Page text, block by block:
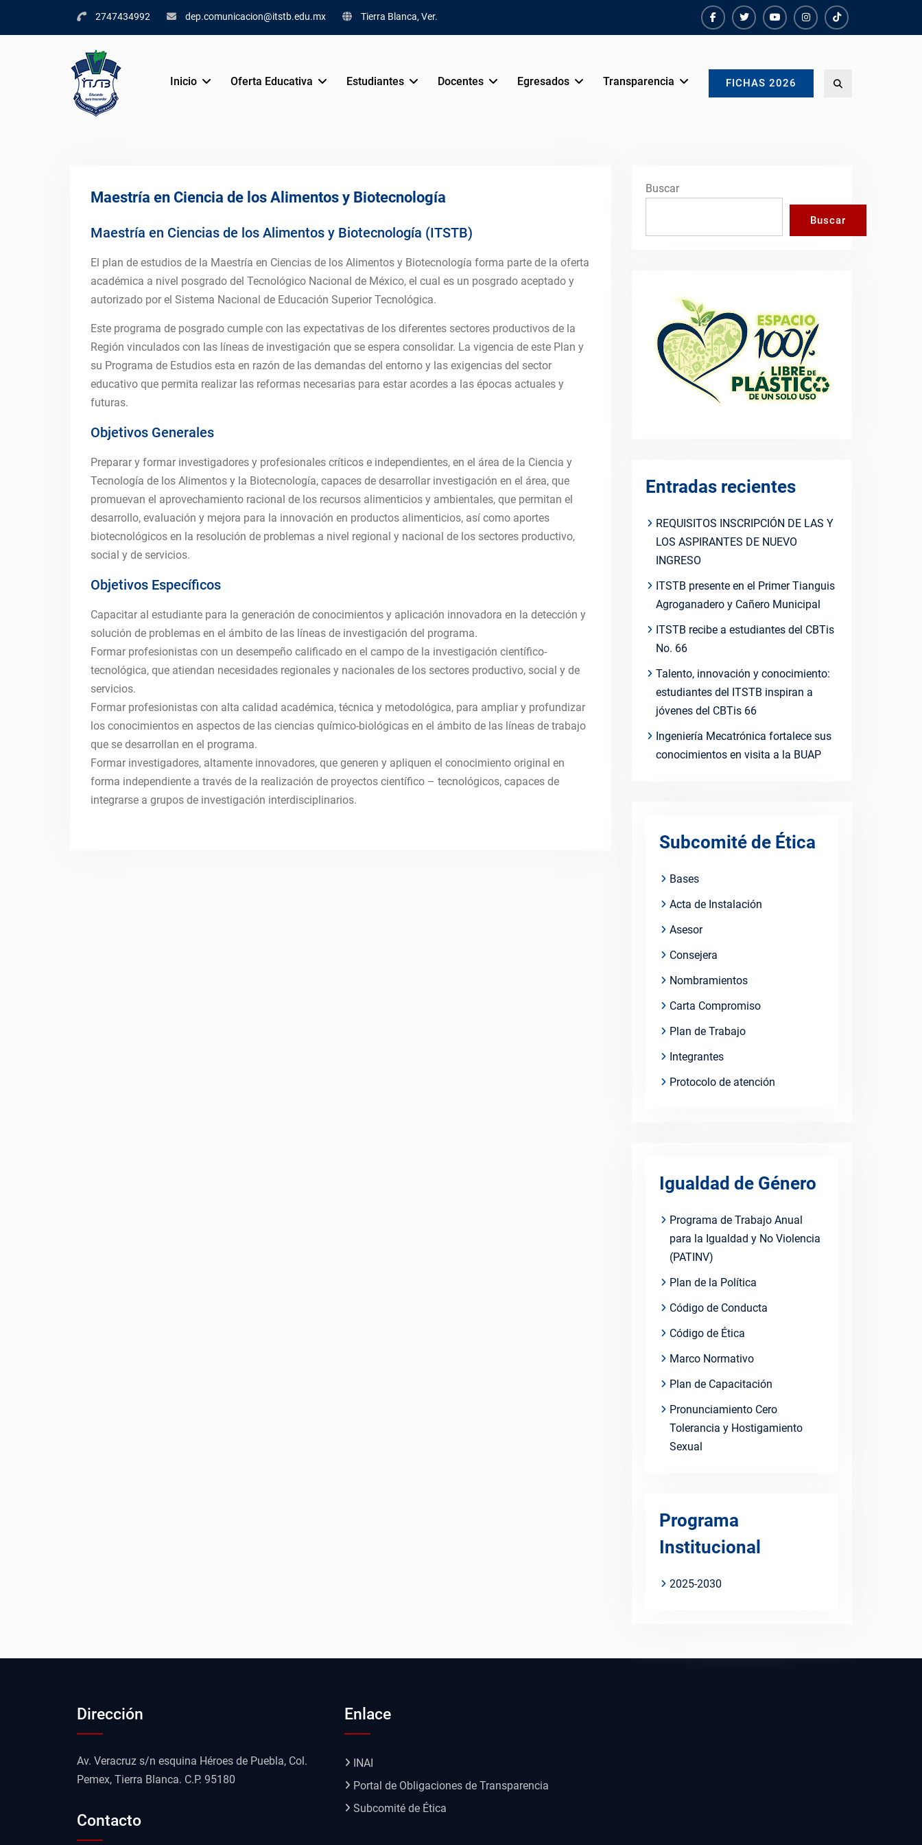
2747434992 dep.comunicacion@itstb.edu.mx Tierra Blanca, Ver.
FacebookTwiterYoutubeinstagram
TikTok
Inicio Oferta Educativa Estudiantes Docentes Egresados Transparencia FICHAS 2026
Maestría en Ciencia de los Alimentos y Biotecnología
Maestría en Ciencias de los Alimentos y Biotecnología (ITSTB)
El plan de estudios de la Maestría en Ciencias de los Alimentos y Biotecnología forma parte de la oferta
académica a nivel posgrado del Tecnológico Nacional de México, el cual es un posgrado aceptado y
autorizado por el Sistema Nacional de Educación Superior Tecnológica.
Este programa de posgrado cumple con las expectativas de los diferentes sectores productivos de la
Región vinculados con las líneas de investigación que se espera consolidar. La vigencia de este Plan y
su Programa de Estudios esta en razón de las demandas del entorno y las exigencias del sector
educativo que permita realizar las reformas necesarias para estar acordes a las épocas actuales y
futuras.
Objetivos Generales
Preparar y formar investigadores y profesionales críticos e independientes, en el área de la Ciencia y
Tecnología de los Alimentos y la Biotecnología, capaces de desarrollar investigación en el área, que
promuevan el aprovechamiento racional de los recursos alimenticios y ambientales, que permitan el
desarrollo, evaluación y mejora para la innovación en productos alimenticios, así como aportes
biotecnológicos en la resolución de problemas a nivel regional y nacional de los sectores productivo,
social y de servicios.
Objetivos Específicos
Capacitar al estudiante para la generación de conocimientos y aplicación innovadora en la detección y
solución de problemas en el ámbito de las líneas de investigación del programa.
Formar profesionistas con un desempeño calificado en el campo de la investigación científico-
tecnológica, que atiendan necesidades regionales y nacionales de los sectores productivo, social y de
servicios.
Formar profesionistas con alta calidad académica, técnica y metodológica, para ampliar y profundizar
los conocimientos en aspectos de las ciencias químico-biológicas en el ámbito de las líneas de trabajo
que se desarrollan en el programa.
Formar investigadores, altamente innovadores, que generen y apliquen el conocimiento original en
forma independiente a través de la realización de proyectos científico – tecnológicos, capaces de
integrarse a grupos de investigación interdisciplinarios.
Buscar
Buscar
Entradas recientes
REQUISITOS INSCRIPCIÓN DE LAS Y
LOS ASPIRANTES DE NUEVO
INGRESO
ITSTB presente en el Primer Tianguis
Agroganadero y Cañero Municipal
ITSTB recibe a estudiantes del CBTis
No. 66
Talento, innovación y conocimiento:
estudiantes del ITSTB inspiran a
jóvenes del CBTis 66
Ingeniería Mecatrónica fortalece sus
conocimientos en visita a la BUAP
Subcomité de Ética
Bases
Acta de Instalación
Asesor
Consejera
Nombramientos
Carta Compromiso
Plan de Trabajo
Integrantes
Protocolo de atención
Igualdad de Género
Programa de Trabajo Anual
para la Igualdad y No Violencia
(PATINV)
Plan de la Política
Código de Conducta
Código de Ética
Marco Normativo
Plan de Capacitación
Pronunciamiento Cero
Tolerancia y Hostigamiento
Sexual
Programa
Institucional
2025-2030
Dirección
Av. Veracruz s/n esquina Héroes de Puebla, Col.
Pemex, Tierra Blanca. C.P. 95180
Contacto
Enlace
INAI
Portal de Obligaciones de Transparencia
Subcomité de Ética